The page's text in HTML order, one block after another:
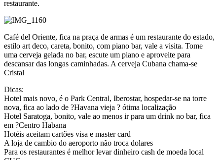
restaurante.
Café del Oriente, fica na praça de armas é um restaurante do estado,
estilo art deco, careta, bonito, com piano bar, vale a visita. Tome
uma cerveja gelada no bar, escute um piano e aproveite para
descansar das longas caminhadas. A cerveja Cubana chama-se
Cristal
Dicas:
Hotel mais novo, é o Park Central, Iberostar, hospedar-se na torre
nova, fica ao lado de ?Havana vieja ? ótima localização
Hotel Saratoga, bonito, vale ao menos ir para um drink no bar, fica
em ?Centro Habana
Hotéis aceitam cartões visa e master card
A loja de cambio do aeroporto não troca dolares
Para os restaurantes é melhor levar dinheiro cash de moeda local